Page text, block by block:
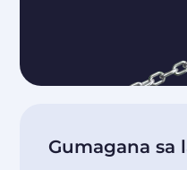
Gumagana sa